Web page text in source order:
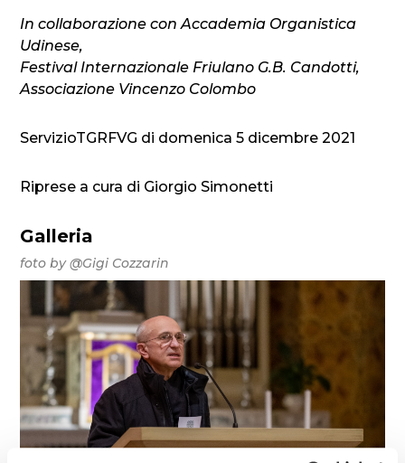
In collaborazione con Accademia Organistica
Udinese,
Festival Internazionale Friulano G.B. Candotti,
Associazione Vincenzo Colombo
ServizioTGRFVG di domenica 5 dicembre 2021
Riprese a cura di Giorgio Simonetti
Galleria
foto by @Gigi Cozzarin